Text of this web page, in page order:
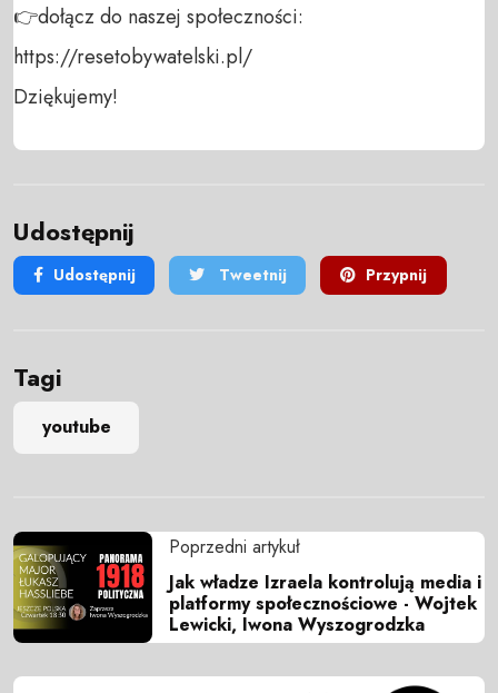
👉dołącz do naszej społeczności:
https://resetobywatelski.pl/
Dziękujemy!
Udostępnij
Udostępnij Tweetnij Przypnij
Tagi
youtube
Poprzedni artykuł
Jak władze Izraela kontrolują media i
platformy społecznościowe - Wojtek
Lewicki, Iwona Wyszogrodzka